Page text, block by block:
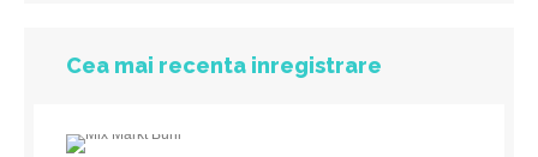
Cea mai recenta inregistrare